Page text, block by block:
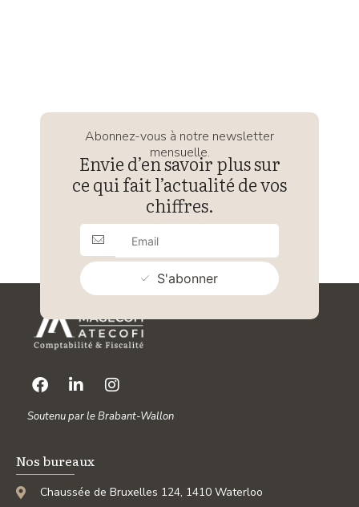
Abonnez-vous à notre newsletter
mensuelle.
Envie d’en savoir plus sur
ce qui fait l’actualité de vos
chiffres.
S'abonner
Soutenu par le Brabant-Wallon
Nos bureaux
Chaussée de Bruxelles 124, 1410 Waterloo